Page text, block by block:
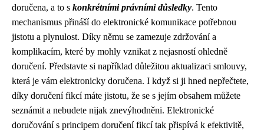
doručena, a to s konkrétními právními důsledky. Tento
mechanismus přináší do elektronické komunikace potřebnou
jistotu a plynulost. Díky němu se zamezuje zdržování a
komplikacím, které by mohly vznikat z nejasností ohledně
doručení. Představte si například důležitou aktualizaci smlouvy,
která je vám elektronicky doručena. I když si ji hned nepřečtete,
díky doručení fikcí máte jistotu, že se s jejím obsahem můžete
seznámit a nebudete nijak znevýhodněni. Elektronické
doručování s principem doručení fikcí tak přispívá k efektivitě,